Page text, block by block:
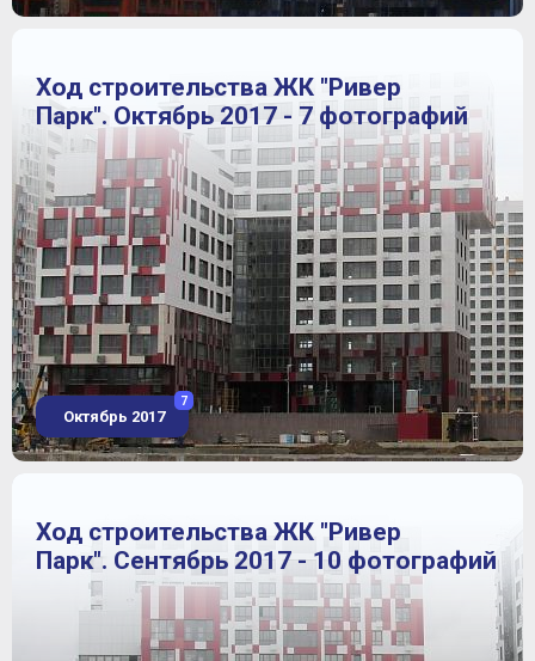
Ход строительства ЖК "Ривер
Парк". Октябрь 2017 - 7 фотографий
Октябрь 2017
7
Ход строительства ЖК "Ривер
Парк". Сентябрь 2017 - 10 фотографий